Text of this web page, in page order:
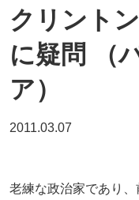
クリント
に疑問 （
ア）
2011.03.07
老練な政治家であり